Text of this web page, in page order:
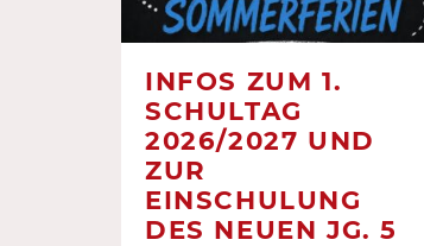
INFOS ZUM 1.
SCHULTAG
2026/2027 UND
ZUR
EINSCHULUNG
DES NEUEN JG. 5